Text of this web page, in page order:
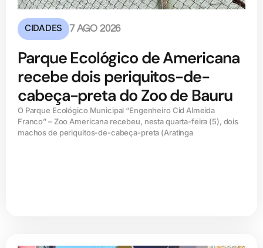
CIDADES 7 AGO 2026
Parque Ecológico de Americana
recebe dois periquitos-de-
cabeça-preta do Zoo de Bauru
O Parque Ecológico Municipal “Engenheiro Cid Almeida
Franco” – Zoo Americana recebeu, nesta quarta-feira (5), dois
machos de periquitos-de-cabeça-preta (Aratinga